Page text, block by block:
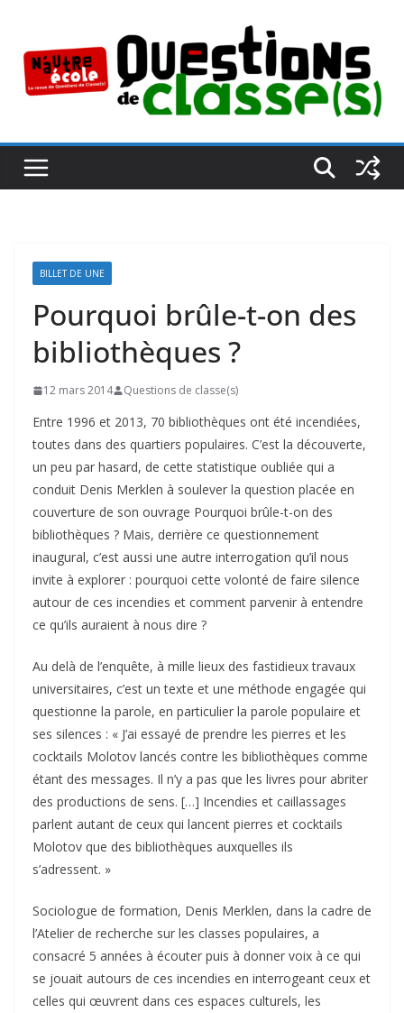
contenu
BILLET DE UNE
Pourquoi brûle-t-on des
bibliothèques ?
12 mars 2014 Questions de classe(s)
Entre 1996 et 2013, 70 bibliothèques ont été incendiées,
toutes dans des quartiers populaires. C’est la découverte,
un peu par hasard, de cette statistique oubliée qui a
conduit Denis Merklen à soulever la question placée en
couverture de son ouvrage Pourquoi brûle-t-on des
bibliothèques ? Mais, derrière ce questionnement
inaugural, c’est aussi une autre interrogation qu’il nous
invite à explorer : pourquoi cette volonté de faire silence
autour de ces incendies et comment parvenir à entendre
ce qu’ils auraient à nous dire ?
Au delà de l’enquête, à mille lieux des fastidieux travaux
universitaires, c’est un texte et une méthode engagée qui
questionne la parole, en particulier la parole populaire et
ses silences : « J’ai essayé de prendre les pierres et les
cocktails Molotov lancés contre les bibliothèques comme
étant des messages. Il n’y a pas que les livres pour abriter
des productions de sens. […] Incendies et caillassages
parlent autant de ceux qui lancent pierres et cocktails
Molotov que des bibliothèques auxquelles ils
s’adressent. »
Sociologue de formation, Denis Merklen, dans la cadre de
l’Atelier de recherche sur les classes populaires, a
consacré 5 années à écouter puis à donner voix à ce qui
se jouait autours de ces incendies en interrogeant ceux et
celles qui œuvrent dans ces espaces culturels, les